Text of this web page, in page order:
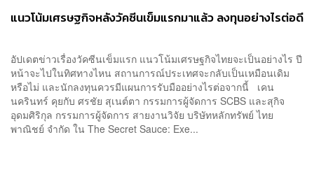
แนวโน้มเศรษฐกิจหลังวัคซีนเข็มแรกมาแล้ว ลงทุนอย่างไรต่อดี
อัปเดตข่าวเรื่องวัคซีนเข็มแรก แนวโน้มเศรษฐกิจไทยจะเป็นอย่างไร ปี
หน้าจะไปในทิศทางไหน สถานการณ์ประเทศจะกลับเป็นเหมือนเดิม
หรือไม่ และนักลงทุนควรมีแผนการรับมืออย่างไรต่อจากนี้ เคน
นครินทร์ คุยกับ ศรชัย สุเนต์ตา กรรมการผู้จัดการ SCBS และสุกิจ
อุดมศิริกุล กรรมการผู้จัดการ สายงานวิจัย บริษัทหลักทรัพย์ ไทย
พาณิชย์ จำกัด ใน The Secret Sauce: Exe...